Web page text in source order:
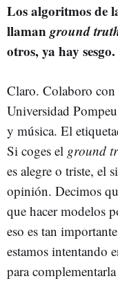
Los algoritmos de
llamanground
otros, ya hay sesgo.
Claro. Colaboro
Universidad
y música. El
Si coges el ground
es alegre o triste, el
opinión. Decimos
que hacer modelos
eso es tan
estamos intentando
para